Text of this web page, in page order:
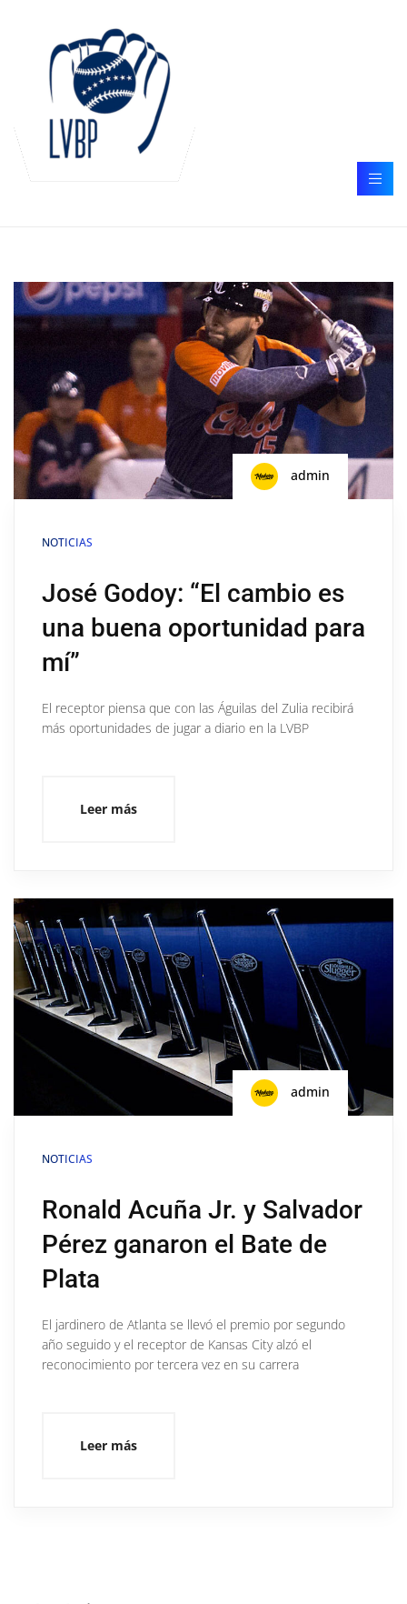
admin
NOTICIAS
José Godoy: “El cambio es
una buena oportunidad para
mí”
El receptor piensa que con las Águilas del Zulia recibirá
más oportunidades de jugar a diario en la LVBP
Leer más
admin
NOTICIAS
Ronald Acuña Jr. y Salvador
Pérez ganaron el Bate de
Plata
El jardinero de Atlanta se llevó el premio por segundo
año seguido y el receptor de Kansas City alzó el
reconocimiento por tercera vez en su carrera
Leer más